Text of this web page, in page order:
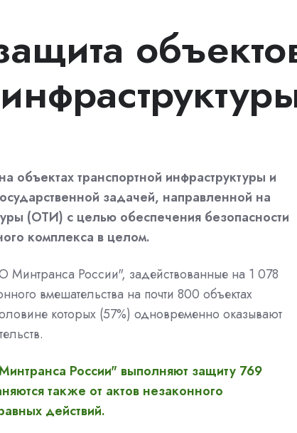
объектах транспортной инфраструктуры и
задачей, направленной на
(ОТИ) с целью обеспечения безопасности
комплекса в целом.
России", задействованные на 1 078
вмешательства на почти 800 объектах
которых (57%) одновременно оказывают
России" выполняют защиту 769
также от актов незаконного
действий.